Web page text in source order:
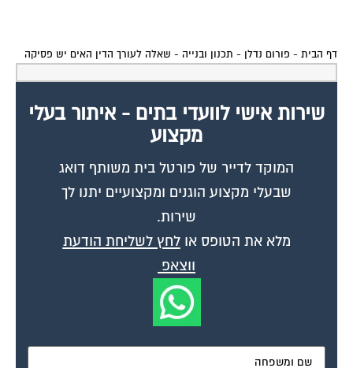
דף הבית - פורום נדלן - תכנון ובנייה - שאלה לעורך הדין האים יש פסיקה
שירות אישי לוועדי בתים - איתור בעלי
מקצוע
המוקד לדייר של פורטל בית משותף דואג
שבעלי מקצוע הוגנים ומקצועיים יתנו לך
שירות.
מלא את הטופס אולחץ לשליחת הודעת
ווצאפ